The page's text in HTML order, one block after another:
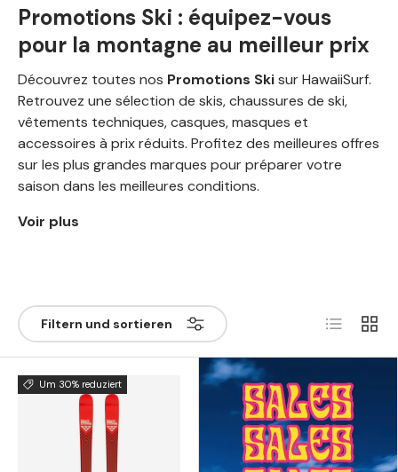
Promotions Ski : équipez-vous
pour la montagne au meilleur prix
Découvrez toutes nos Promotions Skisur HawaiiSurf.
Retrouvez une sélection de skis, chaussures de ski,
vêtements techniques, casques, masques et
accessoires à prix réduits. Profitez des meilleures offres
sur les plus grandes marques pour préparer votre
saison dans les meilleures conditions.
Voir plus
Filtern und sortieren Liste Grill
Um 30% reduziert